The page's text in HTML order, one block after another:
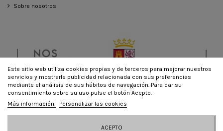
Sobre nosotros
Este sitio web utiliza cookies propias y de terceros para mejorar nuestros
servicios y mostrarle publicidad relacionada con sus preferencias
mediante el análisis de sus hábitos de navegación. Para dar su
consentimiento sobre su uso pulse el botón Acepto.
Más información
Personalizar las cookies
ACEPTO
© LA TIENDA DE ELENA - Todos los derechos reservados - Powered by
bytefactory